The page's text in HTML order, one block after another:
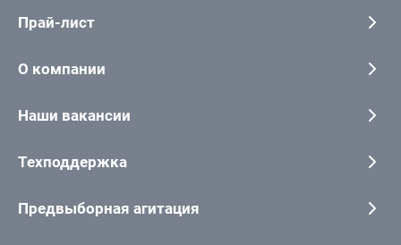
Прай-лист
О компании
Наши вакансии
Техподдержка
Предвыборная агитация